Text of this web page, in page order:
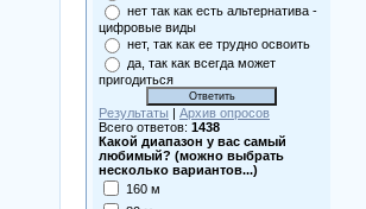
нет так как есть альтернатива -
цифровые виды
нет, так как ее трудно освоить
да, так как всегда может
пригодиться
Результаты | Архив опросов
Всего ответов: 1438
Какой диапазон у вас самый
любимый? (можно выбрать
несколько вариантов...)
160 м